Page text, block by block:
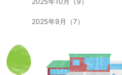
2025年9月（7）